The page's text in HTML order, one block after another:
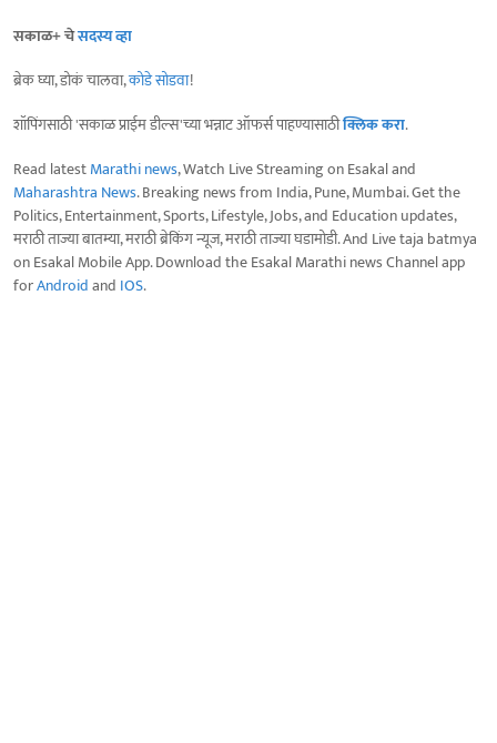
सकाळ+ चेसदस्य व्हा
ब्रेक घ्या, डोकं चालवा,कोडे सोडवा!
शॉपिंगसाठी 'सकाळ प्राईम डील्स'च्या भन्नाट ऑफर्स पाहण्यासाठीक्लिक करा.
Read latestMarathi news, Watch Live Streaming on Esakal and
Maharashtra News. Breaking news from India, Pune, Mumbai. Get the
Politics, Entertainment, Sports, Lifestyle, Jobs, and Education updates,
मराठी ताज्या बातम्या, मराठी ब्रेकिंग न्यूज, मराठी ताज्या घडामोडी. And Live taja batmya
on Esakal Mobile App. Download the Esakal Marathi news Channel app
forAndroidand IOS.